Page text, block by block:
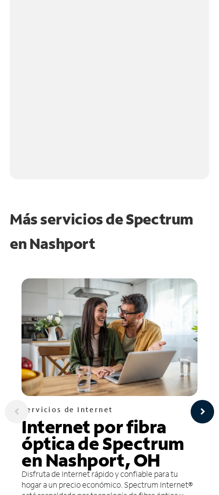
Más servicios de Spectrum
en Nashport
Servicios de Internet
Internet por fibra
óptica de Spectrum
en Nashport, OH
Disfruta de Internet rápido y confiable para tu
hogar a un precio económico. Spectrum Internet®